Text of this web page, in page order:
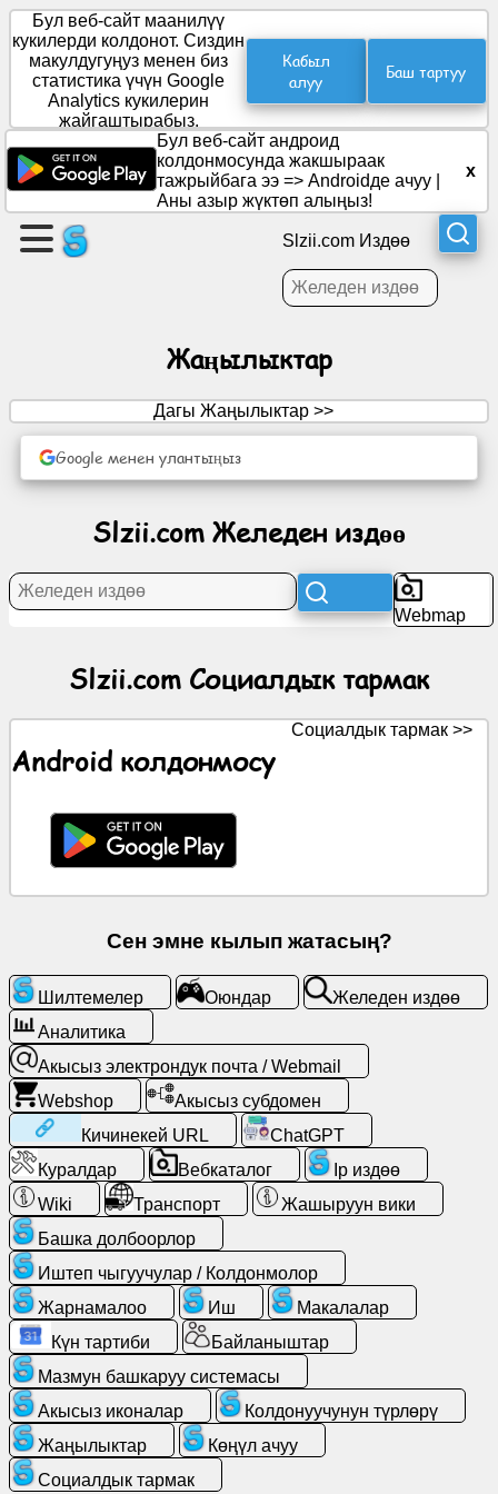
Барак
түзүү
Топ
түзүү
ачуу
Жаңылыктар
Wiki
Байланыштар
Акысыз
электрондук
почта
Webmail
Аналитика
Webshop
Иштеп
чыгуучулар
/
Колдонмолор
Куралдар
Иш
Бул веб-сайт маанилүү
кукилерди колдонот. Сиздин
макулдугуңуз менен биз
статистика үчүн Google
Analytics кукилерин
жайгаштырабыз.
Кабыл
алуу
Баш тартуу
Бул веб-сайт андроид
колдонмосунда жакшыраак
тажрыйбага ээ => Androidде ачуу
Аны азыр жүктөп алыңыз!
x
Slzii.com Издөө
Жаңылыктар
Дагы Жаңылыктар >>
Google менен улантыңыз
Slzii.com Желеден издөө
Webmap
Slzii.com Социалдык тармак
Android колдонмосу
Социалдык тармак >>
Сен эмне кылып жатасың?
Шилтемелер Оюндар
Желеден издөө
Аналитика
Акысыз электрондук почта / Webmail
Webshop
Акысыз субдомен
Кичинекей URL
ChatGPT
Куралдар
Вебкаталог
Ip издөө
Wiki
Транспорт
Жашыруун вики
Башка долбоорлор
Иштеп чыгуучулар / Колдонмолор
Жарнамалоо
Иш
Макалалар
Күн тартиби
Байланыштар
Мазмун башкаруу системасы
Акысыз иконалар
Колдонуучунун түрлөрү
Жаңылыктар
Көңүл ачуу
Социалдык тармак